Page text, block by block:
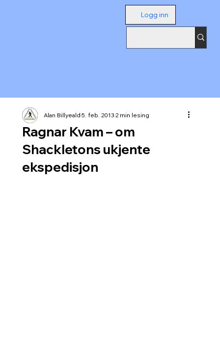
Logg inn
Ragnar Kvam – om
Shackletons ukjente
ekspedisjon
Alan Billyeald5. feb. 20132 min lesing